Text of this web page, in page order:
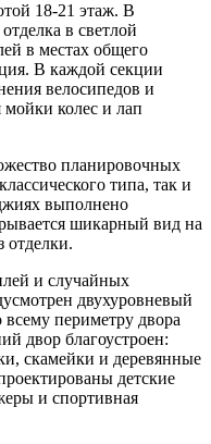
18-21 этаж. В
в светлой
в местах общего
В каждой секции
велосипедов и
мойки колес и лап
планировочных
типа, так и
выполнено
шикарный вид на
отделки.
и случайных
двухуровневый
периметру двора
двор благоустроен:
скамейки и деревянные
детские
и спортивная